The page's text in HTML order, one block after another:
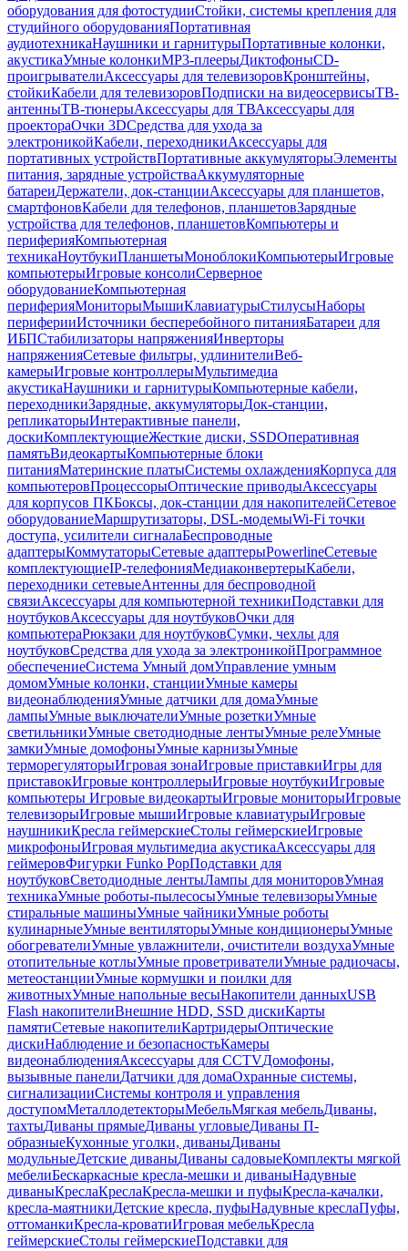
оборудования для фотостудииСтойки, системы крепления для
студийного оборудованияПортативная
аудиотехникаНаушники и гарнитурыПортативные колонки,
акустикаУмные колонкиMP3-плеерыДиктофоныCD-
проигрывателиАксессуары для телевизоровКронштейны,
стойкиКабели для телевизоровПодписки на видеосервисыТВ-
антенныТВ-тюнерыАксессуары для ТВАксессуары для
проектораОчки 3DСредства для ухода за
электроникойКабели, переходникиАксессуары для
портативных устройствПортативные аккумуляторыЭлементы
питания, зарядные устройстваАккумуляторные
батареиДержатели, док-станцииАксессуары для планшетов,
смартфоновКабели для телефонов, планшетовЗарядные
устройства для телефонов, планшетовКомпьютеры и
периферияКомпьютерная
техникаНоутбукиПланшетыМоноблокиКомпьютерыИгровые
компьютерыИгровые консолиСерверное
оборудованиеКомпьютерная
периферияМониторыМышиКлавиатурыСтилусыНаборы
периферииИсточники бесперебойного питанияБатареи для
ИБПСтабилизаторы напряженияИнверторы
напряженияСетевые фильтры, удлинителиВеб-
камерыИгровые контроллерыМультимедиа
акустикаНаушники и гарнитурыКомпьютерные кабели,
переходникиЗарядные, аккумуляторыДок-станции,
репликаторыИнтерактивные панели,
доскиКомплектующиеЖесткие диски, SSDОперативная
памятьВидеокартыКомпьютерные блоки
питанияМатеринские платыСистемы охлажденияКорпуса для
компьютеровПроцессорыОптические приводыАксессуары
для корпусов ПКБоксы, док-станции для накопителейСетевое
оборудованиеМаршрутизаторы, DSL-модемыWi-Fi точки
доступа, усилители сигналаБеспроводные
адаптерыКоммутаторыСетевые адаптерыPowerlineСетевые
комплектующиеIP-телефонияМедиаконвертерыКабели,
переходники сетевыеАнтенны для беспроводной
связиАксессуары для компьютерной техникиПодставки для
ноутбуковАксессуары для ноутбуковОчки для
компьютераРюкзаки для ноутбуковСумки, чехлы для
ноутбуковСредства для ухода за электроникойПрограммное
обеспечениеСистема Умный домУправление умным
домомУмные колонки, станцииУмные камеры
видеонаблюденияУмные датчики для домаУмные
лампыУмные выключателиУмные розеткиУмные
светильникиУмные светодиодные лентыУмные релеУмные
замкиУмные домофоныУмные карнизыУмные
терморегуляторыИгровая зонаИгровые приставкиИгры для
приставокИгровые контроллерыИгровые ноутбукиИгровые
компьютеры Игровые видеокартыИгровые мониторыИгровые
телевизорыИгровые мышиИгровые клавиатурыИгровые
наушникиКресла геймерскиеСтолы геймерскиеИгровые
микрофоныИгровая мультимедиа акустикаАксессуары для
геймеровФигурки Funko PopПодставки для
ноутбуковСветодиодные лентыЛампы для мониторовУмная
техникаУмные роботы-пылесосыУмные телевизорыУмные
стиральные машиныУмные чайникиУмные роботы
кулинарныеУмные вентиляторыУмные кондиционерыУмные
обогревателиУмные увлажнители, очистители воздухаУмные
отопительные котлыУмные проветривателиУмные радиочасы,
метеостанцииУмные кормушки и поилки для
животныхУмные напольные весыНакопители данныхUSB
Flash накопителиВнешние HDD, SSD дискиКарты
памятиСетевые накопителиКартридерыОптические
дискиНаблюдение и безопасностьКамеры
видеонаблюденияАксессуары для CCTVДомофоны,
вызывные панелиДатчики для домаОхранные системы,
сигнализацииСистемы контроля и управления
доступомМеталлодетекторыМебельМягкая мебельДиваны,
тахтыДиваны прямыеДиваны угловыеДиваны П-
образныеКухонные уголки, диваныДиваны
модульныеДетские диваныДиваны садовыеКомплекты мягкой
мебелиБескаркасные кресла-мешки и диваныНадувные
диваныКреслаКреслаКресла-мешки и пуфыКресла-качалки,
кресла-маятникиДетские кресла, пуфыНадувные креслаПуфы,
оттоманкиКресла-кроватиИгровая мебельКресла
геймерскиеСтолы геймерскиеПодставки для